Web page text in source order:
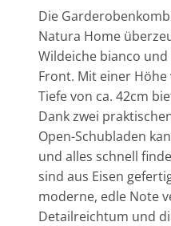
Die
Natura Home
Wildeiche bianco
Front. Mit einer
Tiefe von ca. 42cm
Dank zwei
Open-Schubladen
und alles schnell
sind aus Eisen
moderne, edle Note
Detailreichtum und